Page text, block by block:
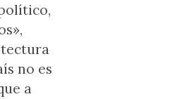
no es
a